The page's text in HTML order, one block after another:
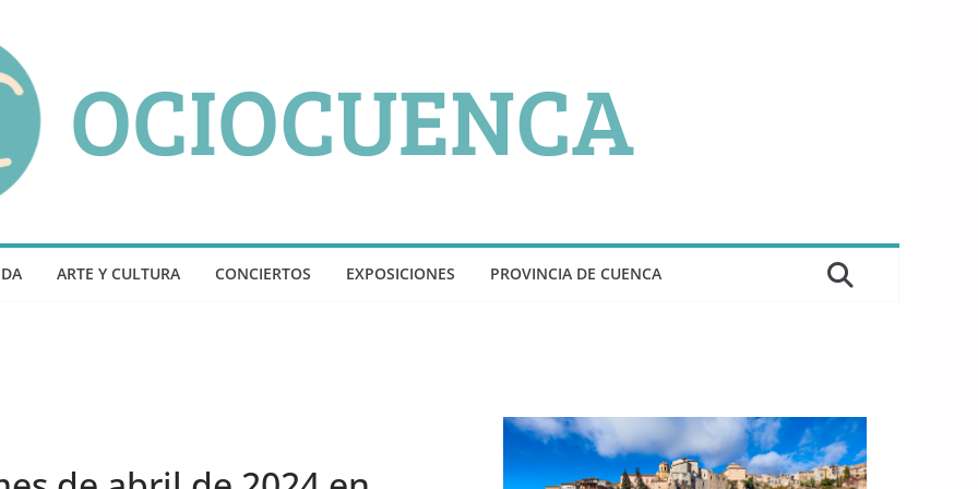
ARTE Y CULTURA CONCIERTOS EXPOSICIONES PROVINCIA DE CUENCA